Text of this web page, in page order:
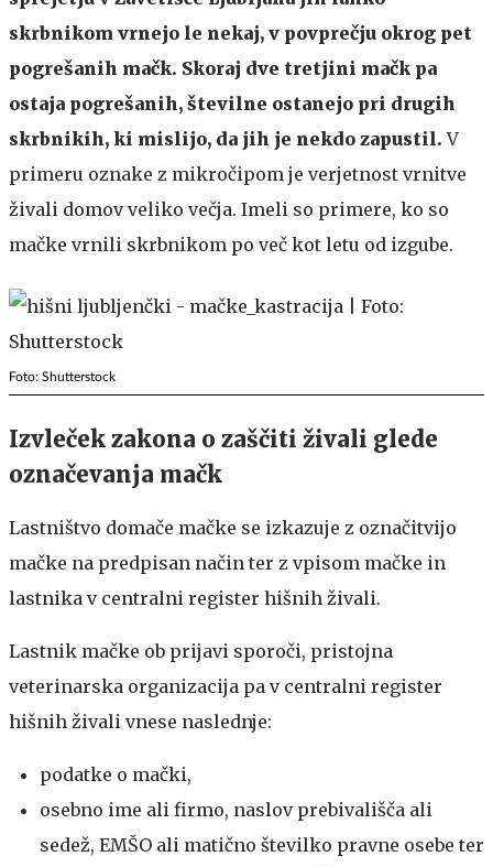
skrbnikom vrnejo le nekaj, v povprečju okrog pet
pogrešanih mačk. Skoraj dve tretjini mačk pa
ostaja pogrešanih, številne ostanejo pri drugih
skrbnikih, ki mislijo, da jih je nekdo zapustil.V
primeru oznake z mikročipom je verjetnost vrnitve
živali domov veliko večja. Imeli so primere, ko so
mačke vrnili skrbnikom po več kot letu od izgube.
Foto: Shutterstock
Izvleček zakona o zaščiti živali glede
označevanja mačk
Lastništvo domače mačke se izkazuje z označitvijo
mačke na predpisan način ter z vpisom mačke in
lastnika v centralni register hišnih živali.
Lastnik mačke ob prijavi sporoči, pristojna
veterinarska organizacija pa v centralni register
hišnih živali vnese naslednje:
podatke o mački,
osebno ime ali firmo, naslov prebivališča ali
sedež, EMŠO ali matično številko pravne osebe ter